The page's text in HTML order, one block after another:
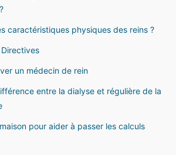
caractéristiques physiques des reins ?
un médecin de rein
entre la dialyse et régulière de la
pour aider à passer les calculs